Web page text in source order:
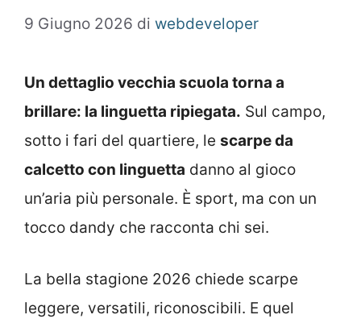
9 Giugno 2026 di webdeveloper
Un dettaglio vecchia scuola torna a
brillare: la linguetta ripiegata. Sul campo,
sotto i fari del quartiere, le scarpe da
calcetto con linguetta danno al gioco
un’aria più personale. È sport, ma con un
tocco dandy che racconta chi sei.
La bella stagione 2026 chiede scarpe
leggere, versatili, riconoscibili. E quel